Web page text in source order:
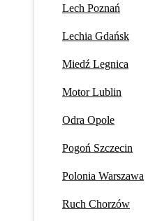
Lech Poznań
Lechia Gdańsk
Miedź Legnica
Motor Lublin
Odra Opole
Pogoń Szczecin
Polonia Warszawa
Ruch Chorzów